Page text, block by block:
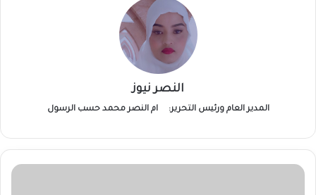
النصر نيوز
المدير العام ورئيس التحرير: ام النصر محمد حسب الرسول
وزير